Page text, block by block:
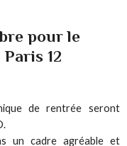
pour le
12
de rentrée seront
un cadre agréable et